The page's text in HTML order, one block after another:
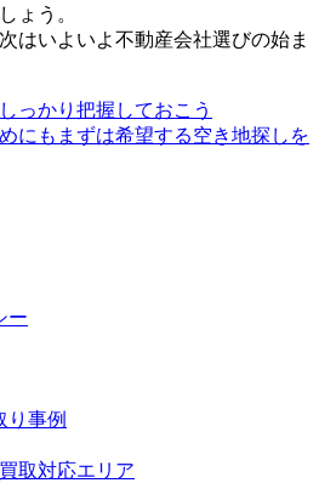
ょう。
はいよいよ不動産会社選びの始ま
っかり把握しておこう
にもまずは希望する空き地探しを
ー
り事例
取対応エリア